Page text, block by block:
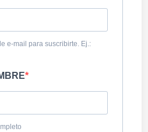
e-mail para suscribirte. Ej.: